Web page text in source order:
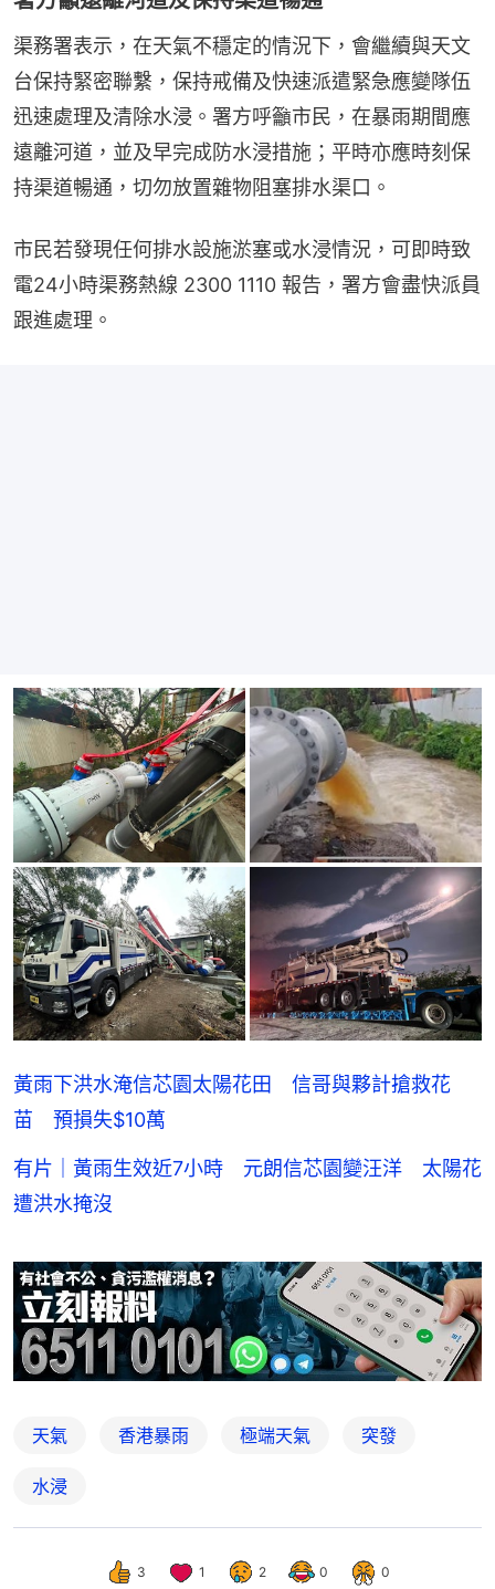
渠務署表示，在天氣不穩定的情況下，會繼續與天文
台保持緊密聯繫，保持戒備及快速派遣緊急應變隊伍
迅速處理及清除水浸。署方呼籲市民，在暴雨期間應
遠離河道，並及早完成防水浸措施；平時亦應時刻保
持渠道暢通，切勿放置雜物阻塞排水渠口。
市民若發現任何排水設施淤塞或水浸情況，可即時致
電24小時渠務熱線 2300 1110 報告，署方會盡快派員
跟進處理。
黃雨下洪水淹信芯園太陽花田 信哥與夥計搶救花
苗 預損失$10萬
有片｜黃雨生效近7小時 元朗信芯園變汪洋 太陽花
遭洪水掩沒
天氣 香港暴雨 極端天氣 突發
水浸
3 1 2 0 0